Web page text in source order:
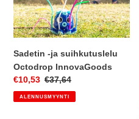
Sadetin -ja suihkutuslelu
Octodrop InnovaGoods
Myyntihinta
€10,53 Normaalihinta
€37,64
ALENNUSMYYNTI